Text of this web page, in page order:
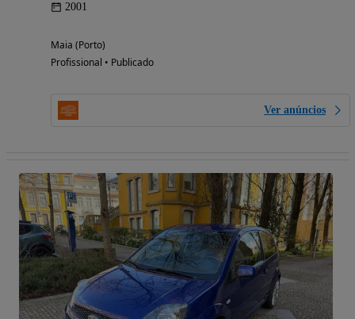
2001
Maia (Porto)
Profissional • Publicado
Ver anúncios